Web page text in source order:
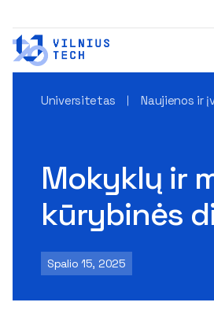
Universitetas Naujienos ir
Mokyklų ir
kūrybinės
Spalio 15, 2025